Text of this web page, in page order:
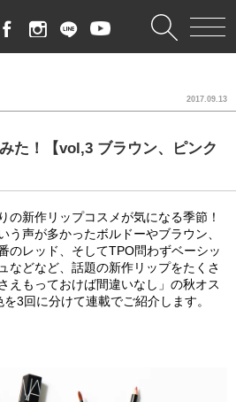
た！【vol,3 ブラウン、ピンク
2017.09.13
の新作リップコスメが気になる季節！
う声が多かったボルドーやブラウン、
のレッド、そしてTPO問わずベーシッ
などなど、話題の新作リップをたくさ
えもっておけば間違いなし」の秋オス
3回に分けて連載でご紹介します。